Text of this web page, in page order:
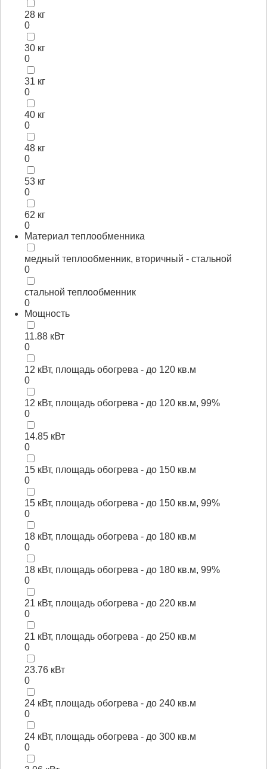
28 кг
0
30 кг
0
31 кг
0
40 кг
0
48 кг
0
53 кг
0
62 кг
0
Материал теплообменника
медный теплообменник, вторичный - стальной
0
стальной теплообменник
0
Мощность
11.88 кВт
0
12 кВт, площадь обогрева - до 120 кв.м
0
12 кВт, площадь обогрева - до 120 кв.м, 99%
0
14.85 кВт
0
15 кВт, площадь обогрева - до 150 кв.м
0
15 кВт, площадь обогрева - до 150 кв.м, 99%
0
18 кВт, площадь обогрева - до 180 кв.м
0
18 кВт, площадь обогрева - до 180 кв.м, 99%
0
21 кВт, площадь обогрева - до 220 кв.м
0
21 кВт, площадь обогрева - до 250 кв.м
0
23.76 кВт
0
24 кВт, площадь обогрева - до 240 кв.м
0
24 кВт, площадь обогрева - до 300 кв.м
0